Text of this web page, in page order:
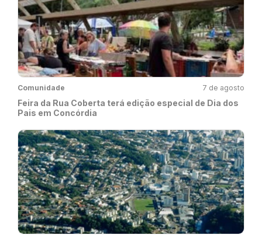
Comunidade 7 de agosto
Feira da Rua Coberta terá edição especial de Dia dos
Pais em Concórdia